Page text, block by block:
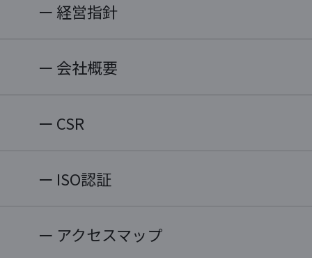
経営指針
会社概要
CSR
ISO認証
アクセスマップ